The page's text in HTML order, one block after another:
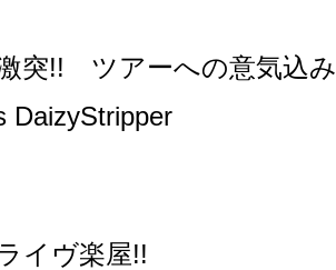
突!! ツアーへの意気込み
DaizyStripper
イヴ楽屋!!